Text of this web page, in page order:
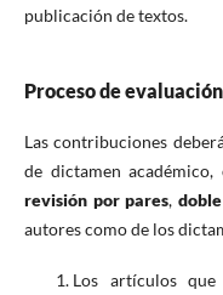
publicación de textos.
Proceso de
Las contribuciones
de dictamen
revisión por pares,
autores como de los
Los artículos